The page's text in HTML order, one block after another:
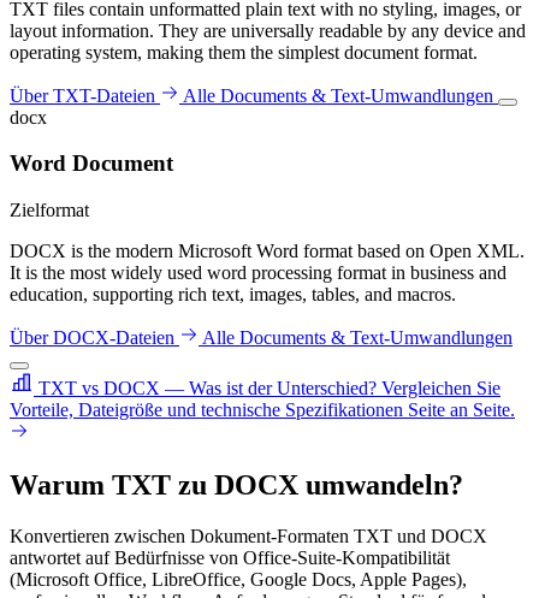
TXT files contain unformatted plain text with no styling, images, or
layout information. They are universally readable by any device and
operating system, making them the simplest document format.
Über TXT-Dateien
Alle Documents & Text-Umwandlungen
docx
Word Document
Zielformat
DOCX is the modern Microsoft Word format based on Open XML.
It is the most widely used word processing format in business and
education, supporting rich text, images, tables, and macros.
Über DOCX-Dateien Alle Documents & Text-Umwandlungen
TXT vs DOCX — Was ist der Unterschied? Vergleichen Sie
Vorteile, Dateigröße und technische Spezifikationen Seite an Seite.
Warum TXT zu DOCX umwandeln?
Konvertieren zwischen Dokument-Formaten TXT und DOCX
antwortet auf Bedürfnisse von Office-Suite-Kompatibilität
(Microsoft Office, LibreOffice, Google Docs, Apple Pages),